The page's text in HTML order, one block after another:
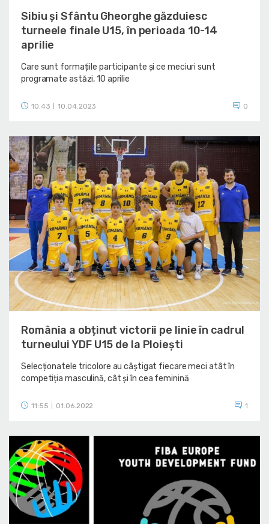
Sibiu și Sfântu Gheorghe găzduiesc
turneele finale U15, în perioada 10-14
aprilie
Care sunt formațiile participante și ce meciuri sunt
programate astăzi, 10 aprilie
10:43 10.04.2023 0
România a obținut victorii pe linie în cadrul
turneului YDF U15 de la Ploiești
Selecționatele tricolore au câștigat fiecare meci atât în
competiția masculină, cât și în cea feminină
11:55 01.06.2022 1